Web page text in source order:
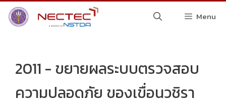
Skip
Menu
2011 - ขยายผลระบบตรวจสอบ
ความปลอดภัย ของเขื่อนวชิรา